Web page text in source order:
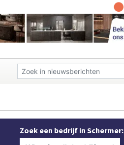
Zoek een bedrijf in Schermer: